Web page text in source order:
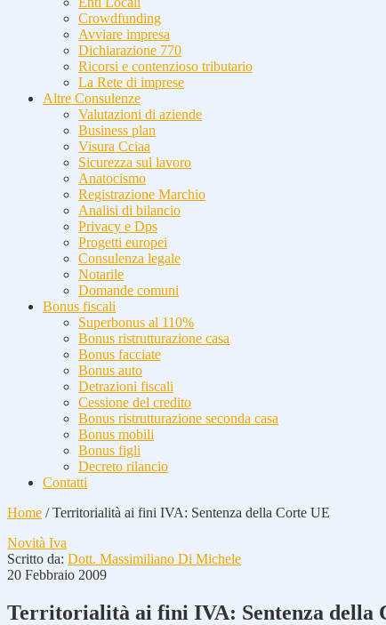
Crowdfunding
Avviare impresa
Dichiarazione 770
Ricorsi e contenzioso tributario
La Rete di imprese
Altre Consulenze
Valutazioni di aziende
Business plan
Visura Cciaa
Sicurezza sul lavoro
Anatocismo
Registrazione Marchio
Analisi di bilancio
Privacy e Dps
Progetti europei
Consulenza legale
Notarile
Domande comuni
Bonus fiscali
Superbonus al 110%
Bonus ristrutturazione casa
Bonus facciate
Bonus auto
Detrazioni fiscali
Cessione del credito
Bonus ristrutturazione seconda casa
Bonus mobili
Bonus figli
Decreto rilancio
Contatti
Home /Territorialità ai fini IVA: Sentenza della Corte UE
Novità Iva
Scritto da: Dott. Massimiliano Di Michele
20 Febbraio 2009
Territorialità ai fini IVA: Sentenza della